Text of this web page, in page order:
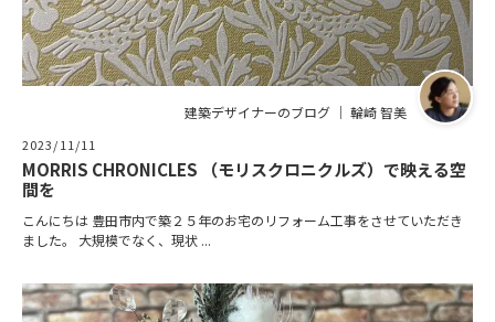
建築デザイナーのブログ ｜ 輪崎 智美
2023/11/11
MORRIS CHRONICLES （モリスクロニクルズ）で映える空
間を
こんにちは 豊田市内で築２５年のお宅のリフォーム工事をさせていただき
ました。 大規模でなく、現状 ...